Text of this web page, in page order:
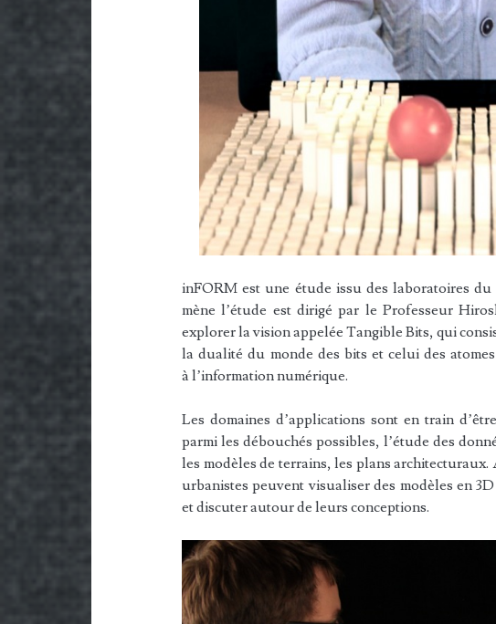
inFORM est une étude issu des laboratoires
mène l’étude est dirigé par le Professeur
explorer la vision appelée Tangible Bits, qui
la dualité du monde des bits et celui des
à l’information numérique.
Les domaines d’applications sont en train
parmi les débouchés possibles, l’étude des
les modèles de terrains, les plans architecturaux.
urbanistes peuvent visualiser des modèles en
et discuter autour de leurs conceptions.